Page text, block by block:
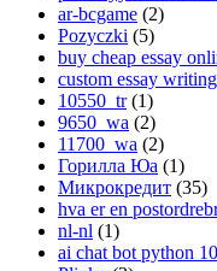
ar-bcgame (2)
Pozyczki (5)
buy cheap essay
custom essay
10550_tr(1)
9650_wa (2)
11700_wa (2)
Горилла Юа (1)
Микрокредит (35)
hva er en
nl-nl (1)
ai chat bot python 10